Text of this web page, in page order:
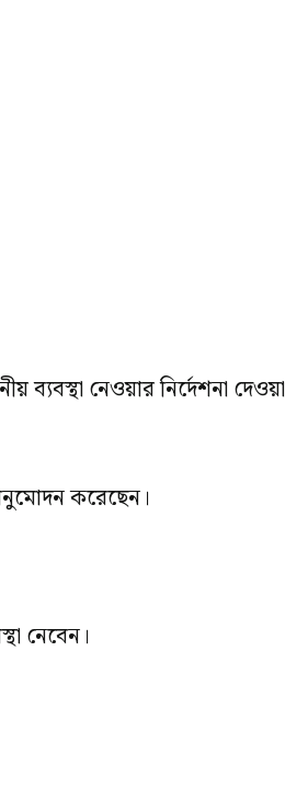
ব্যবস্থা নেওয়ার নির্দেশনা দেওয়া
অনুমোদন করেছেন।
নেবেন।